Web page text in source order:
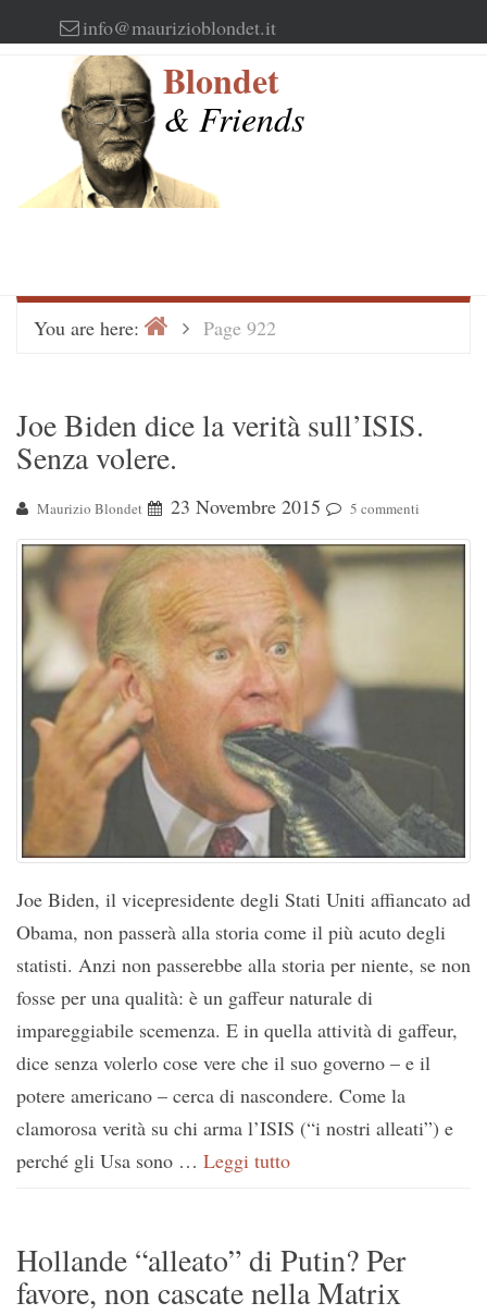
to
info@maurizioblondet.it
Blondet
& Friends
You are here: HomePage 922
Joe Biden dice la verità sull’ISIS.
Senza volere.
Maurizio Blondet 23 Novembre 2015 5 commenti
Joe Biden, il vicepresidente degli Stati Uniti affiancato ad
Obama, non passerà alla storia come il più acuto degli
statisti. Anzi non passerebbe alla storia per niente, se non
fosse per una qualità: è un gaffeur naturale di
impareggiabile scemenza. E in quella attività di gaffeur,
dice senza volerlo cose vere che il suo governo – e il
potere americano – cerca di nascondere. Come la
clamorosa verità su chi arma l’ISIS (“i nostri alleati”) e
perché gli Usa sono … Leggi tutto
Hollande “alleato” di Putin? Per
favore, non cascate nella Matrix